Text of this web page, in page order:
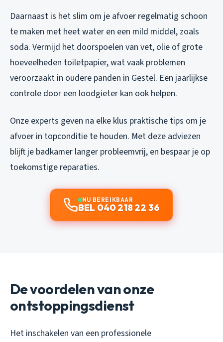
Daarnaast is het slim om je afvoer regelmatig schoon
te maken met heet water en een mild middel, zoals
soda. Vermijd het doorspoelen van vet, olie of grote
hoeveelheden toiletpapier, wat vaak problemen
veroorzaakt in oudere panden in Gestel. Een jaarlijkse
controle door een loodgieter kan ook helpen.
Onze experts geven na elke klus praktische tips om je
afvoer in topconditie te houden. Met deze adviezen
blijft je badkamer langer probleemvrij, en bespaar je op
toekomstige reparaties.
NU BEREIKBAAR
BEL 040 218 22 36
De voordelen van onze
ontstoppingsdienst
Het inschakelen van een professionele